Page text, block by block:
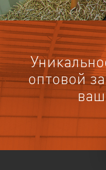
оптовой